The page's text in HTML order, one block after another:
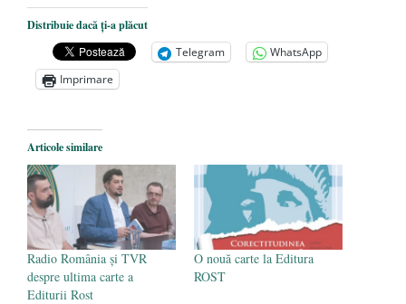
DANA KONYA-PETRIȘOR, ÎNTRU
VEȘNICĂ POMENIRE
- 17 martie 2021
ÎNĂLȚATU-S-A! - 28 mai 2020
Sic credo – Francisco Franco (1892-1975)
Distribuie dacă ți-a plăcut
Telegram
WhatsApp
Imprimare
Articole similare
Radio România şi TVR
despre ultima carte a
Editurii Rost
O nouă carte la Editura
ROST